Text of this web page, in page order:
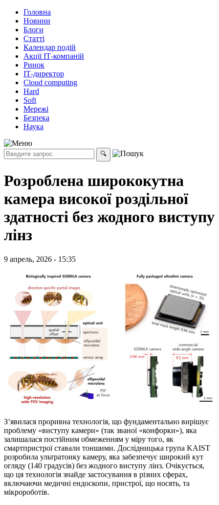
Головна
Новини
Блоги
Статті
Календар подій
Акції ІТ-компаній
Ринок
ІТ-директор
Cloud computing
Hard
Soft
Мережі
Безпека
Наука
Розроблена ширококутна
камера високої роздільної
здатності без жодного виступу
лінз
9 апрель, 2026 - 15:35
З’явилася проривна технологія, що фундаментально вирішує
проблему «виступу камери» (так званої «конфорки»), яка
залишалася постійним обмеженням у міру того, як
смартпристрої ставали тоншими. Дослідницька група KAIST
розробила ультратонку камеру, яка забезпечує широкий кут
огляду (140 градусів) без жодного виступу лінз. Очікується,
що ця технологія знайде застосування в різних сферах,
включаючи медичні ендоскопи, пристрої, що носять, та
мікророботів.